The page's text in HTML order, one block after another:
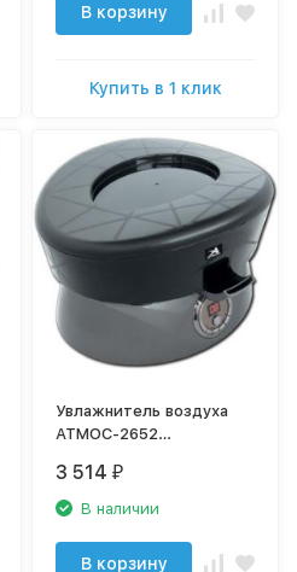
В корзину
Купить в 1 клик
Увлажнитель воздуха
АТМОС-2652
3 514 ₽
В наличии
В корзину